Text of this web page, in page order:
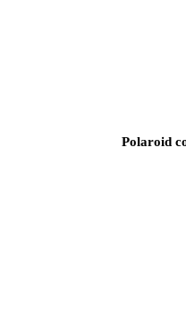
Polaroid